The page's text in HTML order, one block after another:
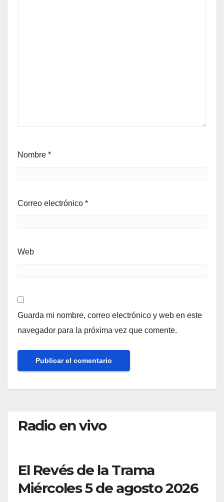
Nombre *
Correo electrónico *
Web
Guarda mi nombre, correo electrónico y web en este
navegador para la próxima vez que comente.
Radio en vivo
El Revés de la Trama
Miércoles 5 de agosto 2026